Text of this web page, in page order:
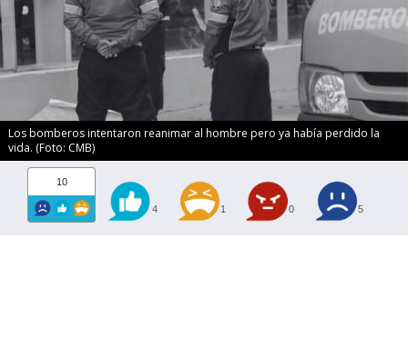
Los bomberos intentaron reanimar al hombre pero ya había perdido la
vida. (Foto: CMB)
10
4 1 0 5